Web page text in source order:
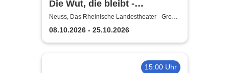
Die Wut, die bleibt -
Rheinische Landestheater
Neuss
Neuss, Das Rheinische Landestheater - Große
Bühne
08.10.2026 - 25.10.2026
15:00 Uhr